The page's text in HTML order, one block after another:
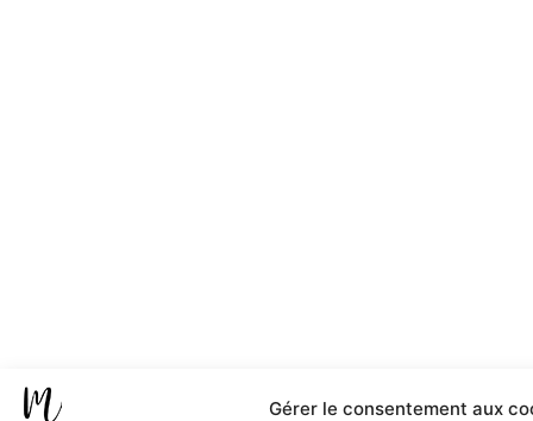
Gérer le consentement aux